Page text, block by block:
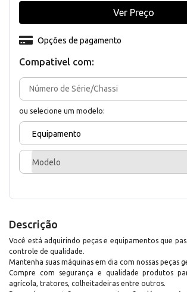
Compativel com:
ou selecione um modelo:
Equipamento
Modelo
Opções de pagamento
Ver Preço
Descrição
Você está adquirindo peças e equipamentos que
controle de qualidade.
Mantenha suas máquinas em dia com nossas peças
Compre com segurança e qualidade produtos
agrícola, tratores, colheitadeiras entre outros.